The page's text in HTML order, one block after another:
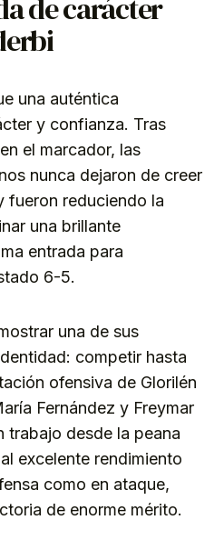
de carácter
una auténtica
y confianza. Tras
el marcador, las
nunca dejaron de creer
fueron reduciendo la
una brillante
entrada para
6-5.
una de sus
competir hasta
ofensiva de Glorilén
Fernández y Freymar
trabajo desde la peana
excelente rendimiento
como en ataque,
de enorme mérito.